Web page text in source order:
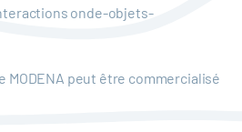
onde-objets-
MODENA peut être commercialisé